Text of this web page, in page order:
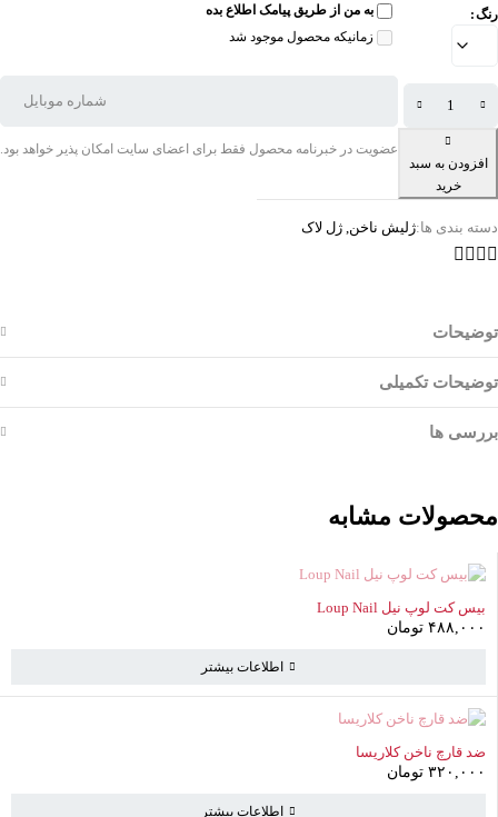
رنگ
افزودن به سبد
خرید
به من از طریق پیامک اطلاع بده
زمانیکه محصول موجود شد
عضویت در خبرنامه محصول فقط برای اعضای سایت امکان پذیر خواهد بود.
دسته بندی ها:ژلیش ناخن, ژل لاک
توضیحات
توضیحات تکمیلی
بررسی ها
محصولات مشابه
بیس کت لوپ نیل Loup Nail
۴۸۸,۰۰۰ تومان
اطلاعات بیشتر
ضد قارچ ناخن کلاریسا
۳۲۰,۰۰۰ تومان
اطلاعات بیشتر
سبد خرید(0 موارد)